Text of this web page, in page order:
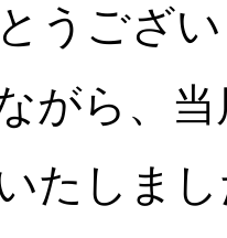
うござ
がら、
たしま